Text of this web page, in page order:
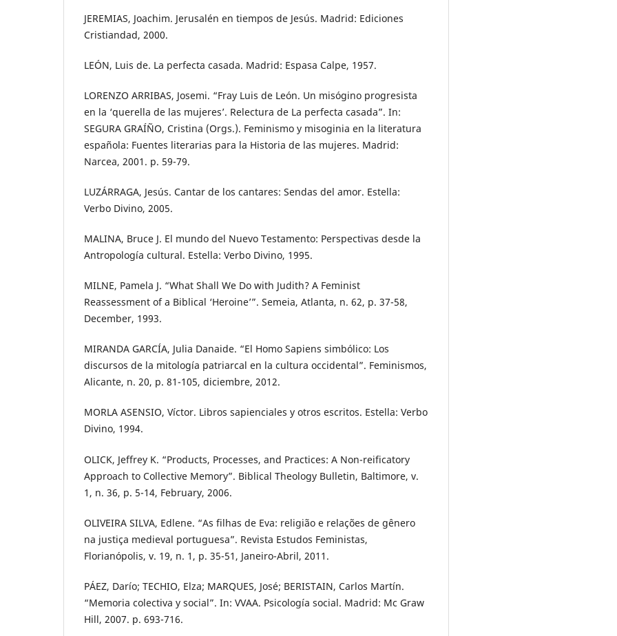
JEREMIAS, Joachim. Jerusalén en tiempos de Jesús. Madrid: Ediciones
Cristiandad, 2000.
LEÓN, Luis de. La perfecta casada. Madrid: Espasa Calpe, 1957.
LORENZO ARRIBAS, Josemi. “Fray Luis de León. Un misógino progresista
en la ‘querella de las mujeres’. Relectura de La perfecta casada”. In:
SEGURA GRAÍÑO, Cristina (Orgs.). Feminismo y misoginia en la literatura
española: Fuentes literarias para la Historia de las mujeres. Madrid:
Narcea, 2001. p. 59-79.
LUZÁRRAGA, Jesús. Cantar de los cantares: Sendas del amor. Estella:
Verbo Divino, 2005.
MALINA, Bruce J. El mundo del Nuevo Testamento: Perspectivas desde la
Antropología cultural. Estella: Verbo Divino, 1995.
MILNE, Pamela J. “What Shall We Do with Judith? A Feminist
Reassessment of a Biblical ‘Heroine’”. Semeia, Atlanta, n. 62, p. 37-58,
December, 1993.
MIRANDA GARCÍA, Julia Danaide. “El Homo Sapiens simbólico: Los
discursos de la mitología patriarcal en la cultura occidental”. Feminismos,
Alicante, n. 20, p. 81-105, diciembre, 2012.
MORLA ASENSIO, Víctor. Libros sapienciales y otros escritos. Estella: Verbo
Divino, 1994.
OLICK, Jeffrey K. “Products, Processes, and Practices: A Non-reificatory
Approach to Collective Memory”. Biblical Theology Bulletin, Baltimore, v.
1, n. 36, p. 5-14, February, 2006.
OLIVEIRA SILVA, Edlene. “As filhas de Eva: religião e relações de gênero
na justiça medieval portuguesa”. Revista Estudos Feministas,
Florianópolis, v. 19, n. 1, p. 35-51, Janeiro-Abril, 2011.
PÁEZ, Darío; TECHIO, Elza; MARQUES, José; BERISTAIN, Carlos Martín.
“Memoria colectiva y social”. In: VVAA. Psicología social. Madrid: Mc Graw
Hill, 2007. p. 693-716.